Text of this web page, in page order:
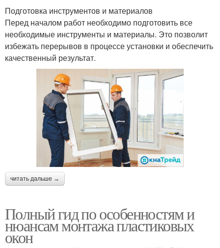
Подготовка инструментов и материалов
Перед началом работ необходимо подготовить все
необходимые инструменты и материалы. Это позволит
избежать перерывов в процессе установки и обеспечить
качественный результат.
читать дальше →
Полный гид по особенностям и
нюансам монтажа пластиковых
окон